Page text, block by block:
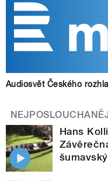
Audiosvět Českého
Hans